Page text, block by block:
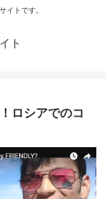
イトです。
ト
ロシアでのコ